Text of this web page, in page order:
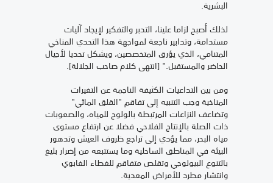
البشرية.
لذلك أصبح لزاما علينا، التدبر والتفكير لإيجاد آليات
مستدامة، وتدابير ناجعة لمواجهة هذا التحدي المناخي
المتنامي، الذي يؤرق المتخصصين، ويشكل تحديا لأجيال
الحاضر والمستقبل." [انتهى كلام صاحب الجلالة].
ومن بين التداعيات الكثيفة الناجمة عن التغيرات
المناخية وجب التنبيه إلى تفاقم "القلق المائي"
وتضاعف النزاعات المرتبطة بالولوج للمياه، والصعوبات
ذات الصلة بالإنتاج الفلاحي فضلا عن ارتفاع مستوى
مياه البحر، مما يؤدي إلى تراجع ظروف العيش وتدهور
البيئة في المناطق الساحلية وما يستتبعه من إضرار بليغ
بالتنوع البيولوجي وتقلص متفاقم للغطاء الغابوي
وانتشار مطرد للأمراض المعدية.